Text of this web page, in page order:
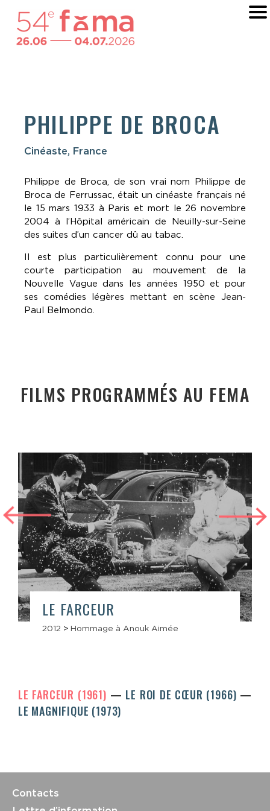
PHILIPPE DE BROCA
Cinéaste, France
Philippe de Broca, de son vrai nom Philippe de
Broca de Ferrussac, était un cinéaste français né
le 15 mars 1933 à Paris et mort le 26 novembre
2004 à l’Hôpital américain de Neuilly-sur-Seine
des suites d’un cancer dû au tabac.
Il est plus particulièrement connu pour une
courte participation au mouvement de la
Nouvelle Vague dans les années 1950 et pour
ses comédies légères mettant en scène Jean-
Paul Belmondo.
FILMS PROGRAMMÉS AU FEMA
LE FARCEUR
2012 > Hommage à Anouk Aimée
LE FARCEUR (1961)
LE ROI DE CŒUR (1966)
LE MAGNIFIQUE (1973)
Contacts